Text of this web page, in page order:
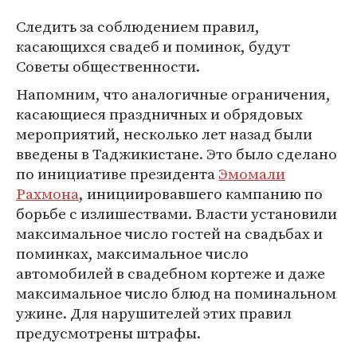
Следить за соблюдением правил,
касающихся свадеб и поминок, будут
Советы общественности.
Напомним, что аналогичные ограничения,
касающиеся праздничных и обрядовых
мероприятий, несколько лет назад были
введены в Таджикистане. Это было сделано
по инициативе президентаЭмомали
Рахмона, инициировавшего кампанию по
борьбе с излишествами. Власти установили
максимальное число гостей на свадьбах и
поминках, максимальное число
автомобилей в свадебном кортеже и даже
максимальное число блюд на поминальном
ужине. Для нарушителей этих правил
предусмотрены штрафы.